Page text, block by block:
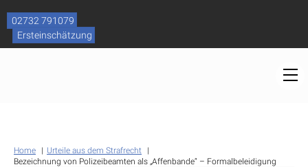
content
02732 791079
Ersteinschätzung
Home
Urteile aus dem Strafrecht
Bezeichnung von Polizeibeamten als „Affenbande“ – Formalbeleidigung